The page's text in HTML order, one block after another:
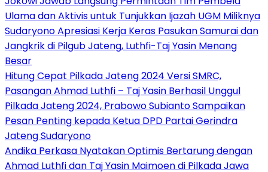
Ulama dan Aktivis untuk Tunjukkan Ijazah UGM Miliknya
Sudaryono Apresiasi Kerja Keras Pasukan Samurai dan
Jangkrik di Pilgub Jateng, Luthfi-Taj Yasin Menang
Besar
Hitung Cepat Pilkada Jateng 2024 Versi SMRC,
Pasangan Ahmad Luthfi – Taj Yasin Berhasil Unggul
Pilkada Jateng 2024, Prabowo Subianto Sampaikan
Pesan Penting kepada Ketua DPD Partai Gerindra
Jateng Sudaryono
Andika Perkasa Nyatakan Optimis Bertarung dengan
Ahmad Luthfi dan Taj Yasin Maimoen di Pilkada Jawa